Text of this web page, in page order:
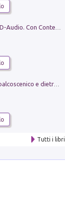
Tutti i libri